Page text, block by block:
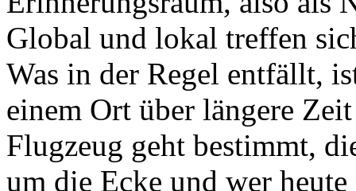
Global und lokal treffen
Was in der Regel entfällt,
einem Ort über längere
Flugzeug geht bestimmt,
um die Ecke und wer